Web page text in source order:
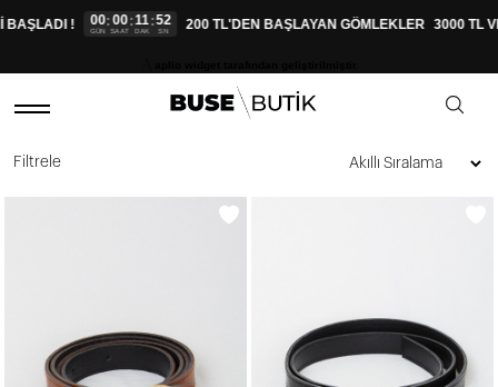
! 00
GÜN
:00
SAAT
:11
DAK
:52
SN 200 TL'DEN BAŞLAYAN GÖMLEKLER 3000 TL
Filtrele